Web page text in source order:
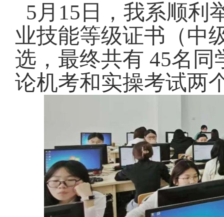
5月15日，我系顺利
业技能等级证书（中
选，最终共有 45名
论机考和实操考试两